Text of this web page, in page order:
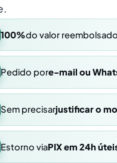
100%do valor reembolsado
Pedido pore-mail ou
Sem precisarjustificar o
Estorno viaPIX em 24h